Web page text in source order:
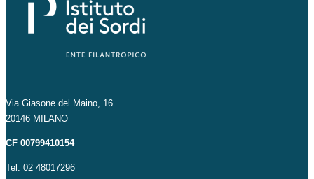
Via Giasone del Maino, 16
20146 MILANO
CF 00799410154
Tel. 02 48017296